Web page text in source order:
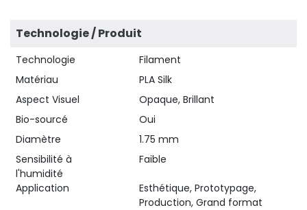
Technologie / Produit
Technologie
Filament
Matériau
PLA Silk
Aspect Visuel
Opaque, Brillant
Bio-sourcé
Oui
Diamètre
1.75 mm
Sensibilité à
l'humidité
Faible
Application
Esthétique, Prototypage,
Production, Grand format